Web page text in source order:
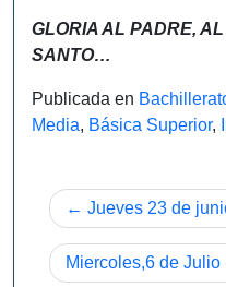
GLORIA AL PADRE,
SANTO…
Publicada en
Media, Básica Superior,
Navegación
de
entradas
Jueves 23 de
Miercoles,6 de Julio